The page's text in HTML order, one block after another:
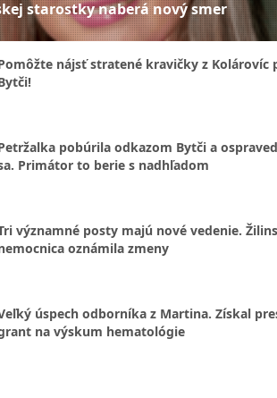
starostky naberá nový smer
nájsť stratené kravičky z Kolárovíc
pobúrila odkazom Bytči a
Primátor to berie s nadhľadom
významné posty majú nové vedenie.
oznámila zmeny
úspech odborníka z Martina. Získal
na výskum hematológie